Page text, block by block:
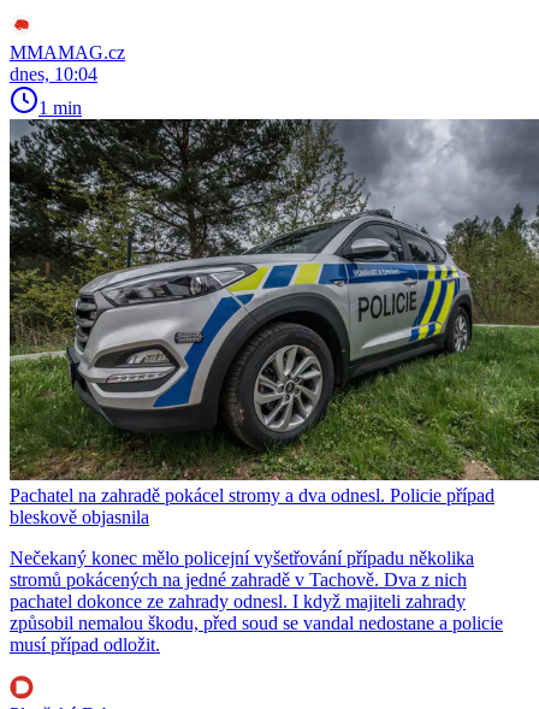
MMAMAG.cz
dnes, 10:04
1 min
Pachatel na zahradě pokácel stromy a dva odnesl. Policie případ
bleskově objasnila
Nečekaný konec mělo policejní vyšetřování případu několika
stromů pokácených na jedné zahradě v Tachově. Dva z nich
pachatel dokonce ze zahrady odnesl. I když majiteli zahrady
způsobil nemalou škodu, před soud se vandal nedostane a policie
musí případ odložit.